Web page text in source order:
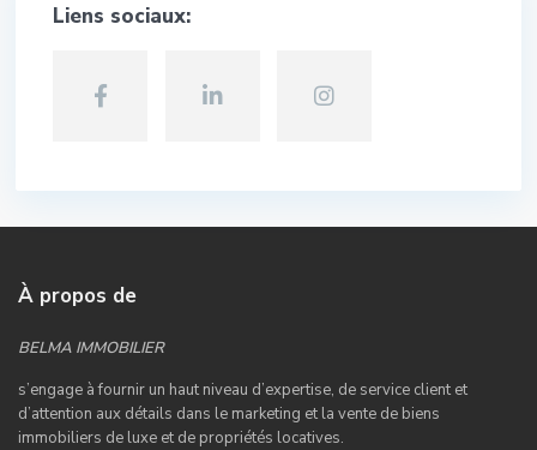
Liens sociaux:
À propos de
BELMA IMMOBILIER
s’engage à fournir un haut niveau d’expertise, de service client et
d’attention aux détails dans le marketing et la vente de biens
immobiliers de luxe et de propriétés locatives.